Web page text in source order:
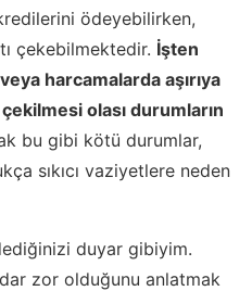
ödeyebilirken,
çekebilmektedir. İşten
harcamalarda aşırıya
olası durumların
bu gibi kötü durumlar,
sıkıcı vaziyetlere neden
duyar gibiyim.
zor olduğunu anlatmak